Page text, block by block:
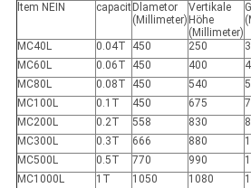
ltem NEIN
capacit Dlametor
(Millimeter)
Vertikale
Höhe
(Millimeter)
MC40L 0.04T 450 250
MC60L
0.06T 450 400
MC80L
0.08T 450 540
MC100L
0.1T 450 675
MC200L
0.2T 558 830
MC300L
0.3T 666 880
MC500L
0.5T 770 990
MC1000L
1T 1050 1080